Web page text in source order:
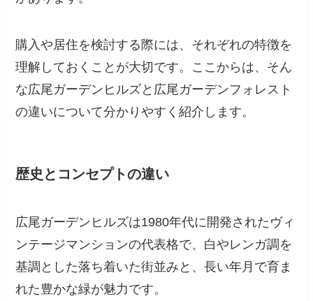
購入や居住を検討する際には、それぞれの特徴を
理解しておくことが大切です。ここからは、そん
な広尾ガーデンヒルズと広尾ガーデンフォレスト
の違いについて分かりやすく紹介します。
歴史とコンセプトの違い
広尾ガーデンヒルズは1980年代に開発されたヴィ
ンテージマンションの代表格で、白やレンガ調を
基調とした落ち着いた街並みと、長い年月で育ま
れた豊かな緑が魅力です。